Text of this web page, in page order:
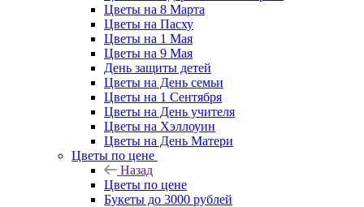
Цветы на 8 Марта
Цветы на Пасху
Цветы на 1 Мая
Цветы на 9 Мая
День защиты детей
Цветы на День семьи
Цветы на 1 Сентября
Цветы на День учителя
Цветы на Хэллоуин
Цветы на День Матери
Цветы по цене
Назад
Цветы по цене
Букеты до 3000 рублей